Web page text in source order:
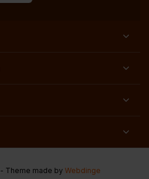
- Theme made by Webdinge